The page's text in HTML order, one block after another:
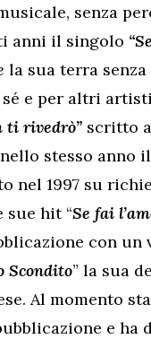
senza
anni il singolo
la sua terra
e per altri
ti rivedrò” scritto
stesso anno
nel 1997 su
sue hit “Se fai
con un
Scondito” la sua
Al momento
e ha